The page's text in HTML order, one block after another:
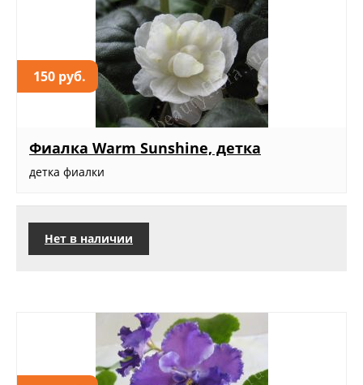
150 руб.
Фиалка Warm Sunshine, детка
детка фиалки
Нет в наличии